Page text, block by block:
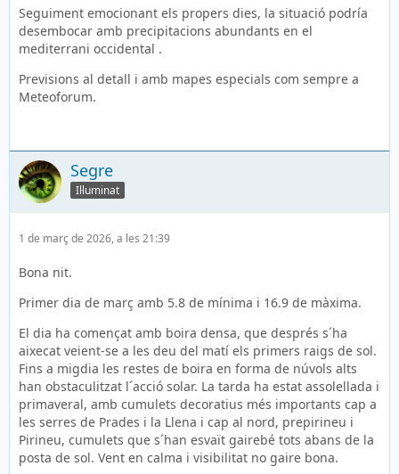
Seguiment emocionant els propers dies, la situació podría
desembocar amb precipitacions abundants en el
mediterrani occidental .
Previsions al detall i amb mapes especials com sempre a
Meteoforum.
Segre
Il·luminat
1 de març de 2026, a les 21:39
Bona nit.
Primer dia de març amb 5.8 de mínima i 16.9 de màxima.
El dia ha començat amb boira densa, que després s´ha
aixecat veient-se a les deu del matí els primers raigs de sol.
Fins a migdia les restes de boira en forma de núvols alts
han obstaculitzat l´acció solar. La tarda ha estat assolellada i
primaveral, amb cumulets decoratius més importants cap a
les serres de Prades i la Llena i cap al nord, prepirineu i
Pirineu, cumulets que s´han esvaït gairebé tots abans de la
posta de sol. Vent en calma i visibilitat no gaire bona.